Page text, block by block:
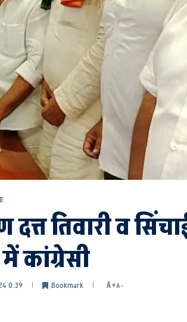
तिवारी व
कांग्रेसी
0:39 Bookmark A+A-